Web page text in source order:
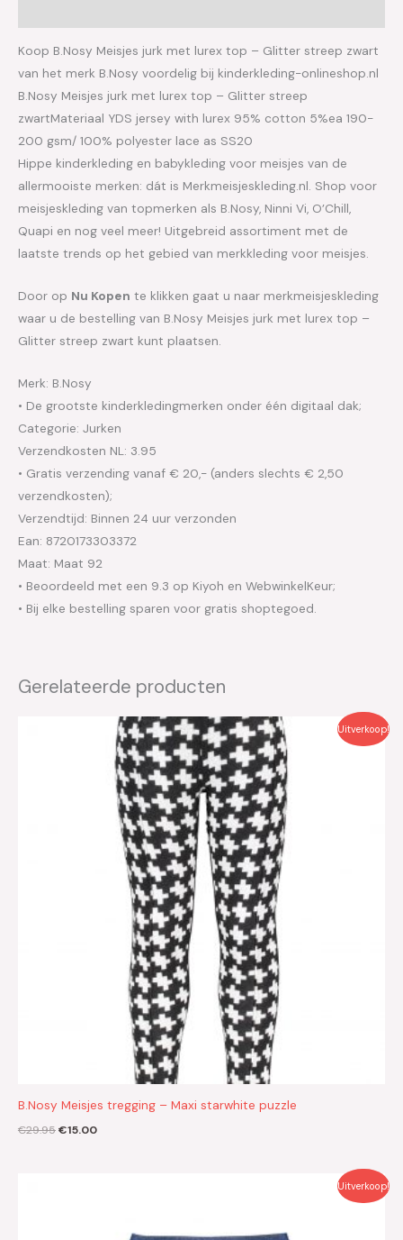
Koop B.Nosy Meisjes jurk met lurex top – Glitter streep zwart
van het merk B.Nosy voordelig bij kinderkleding-onlineshop.nl
B.Nosy Meisjes jurk met lurex top – Glitter streep
zwartMateriaal YDS jersey with lurex 95% cotton 5%ea 190-
200 gsm/ 100% polyester lace as SS20
Hippe kinderkleding en babykleding voor meisjes van de
allermooiste merken: dát is Merkmeisjeskleding.nl. Shop voor
meisjeskleding van topmerken als B.Nosy, Ninni Vi, O’Chill,
Quapi en nog veel meer! Uitgebreid assortiment met de
laatste trends op het gebied van merkkleding voor meisjes.
Door op Nu Kopen te klikken gaat u naar merkmeisjeskleding
waar u de bestelling van B.Nosy Meisjes jurk met lurex top –
Glitter streep zwart kunt plaatsen.
Merk: B.Nosy
• De grootste kinderkledingmerken onder één digitaal dak;
Categorie: Jurken
Verzendkosten NL: 3.95
• Gratis verzending vanaf € 20,- (anders slechts € 2,50
verzendkosten);
Verzendtijd: Binnen 24 uur verzonden
Ean: 8720173303372
Maat: Maat 92
• Beoordeeld met een 9.3 op Kiyoh en WebwinkelKeur;
• Bij elke bestelling sparen voor gratis shoptegoed.
Gerelateerde producten
Uitverkoop!
B.Nosy Meisjes tregging – Maxi starwhite puzzle
€29.95
Oorspronkelijke
€15.00
Huidige
prijs
€15.00.
Uitverkoop!